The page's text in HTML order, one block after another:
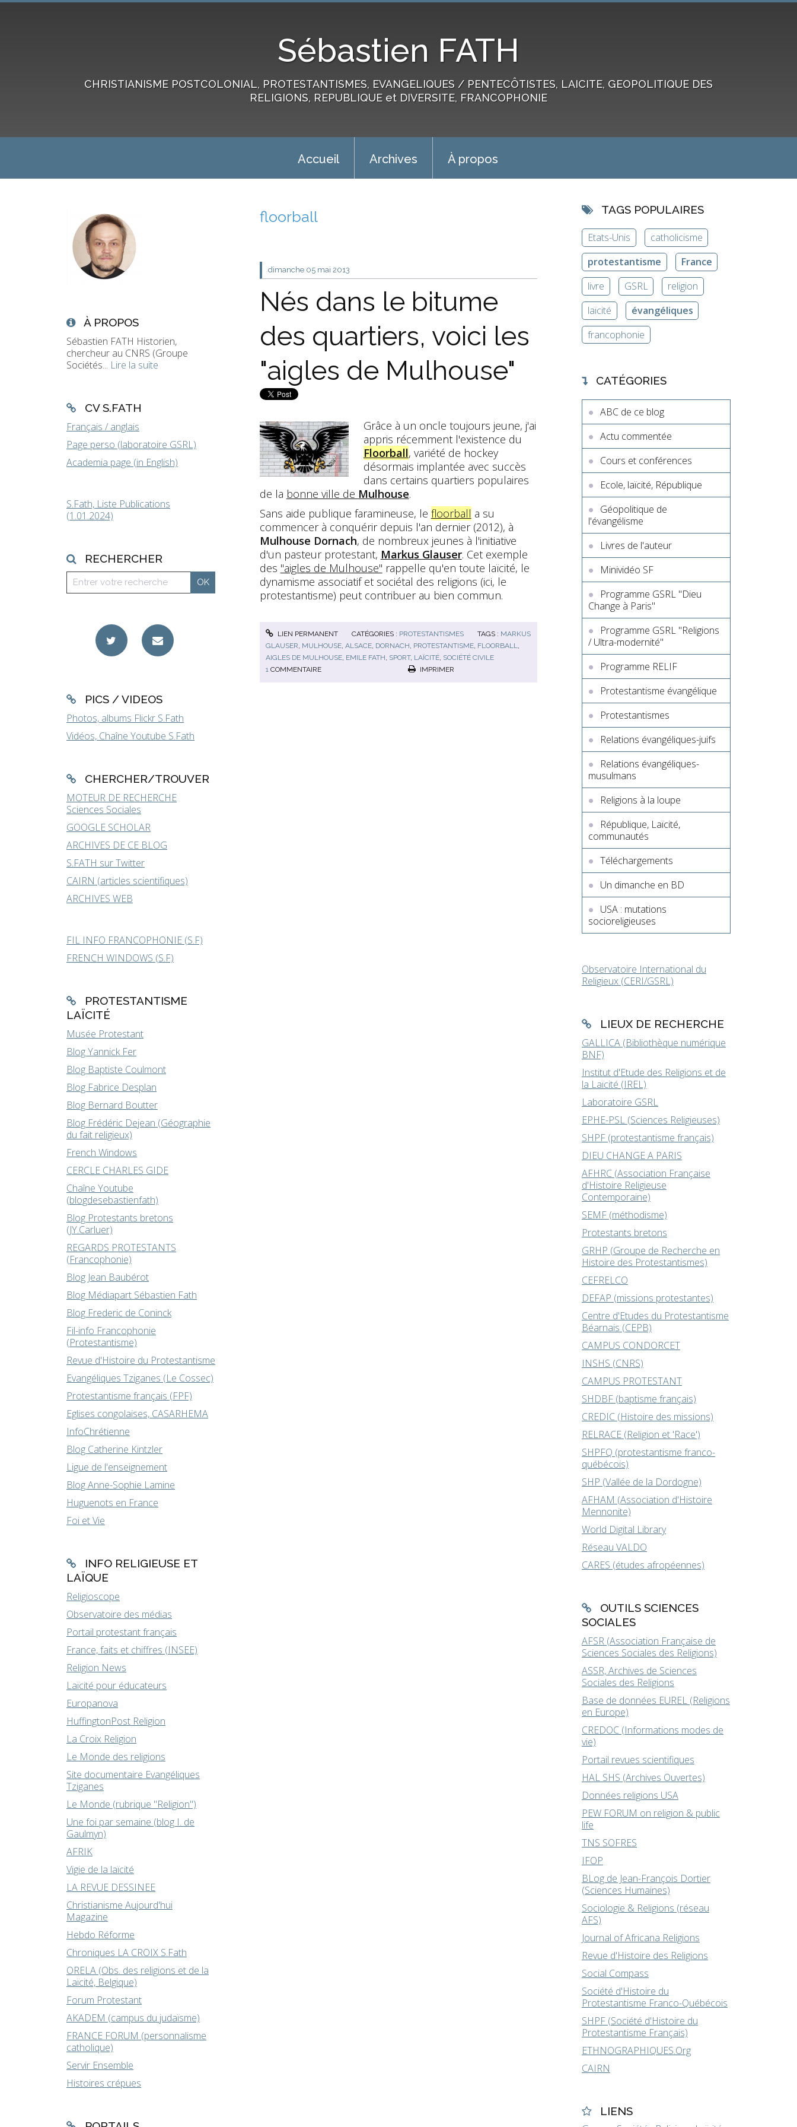
Sébastien FATH
CHRISTIANISME POSTCOLONIAL, PROTESTANTISMES, EVANGELIQUES / PENTECÔTISTES, LAICITE, GEOPOLITIQUE DES
RELIGIONS, REPUBLIQUE et DIVERSITE, FRANCOPHONIE
Accueil Archives À propos
À PROPOS
Sébastien FATH Historien,
chercheur au CNRS (Groupe
Sociétés... Lire la suite
CV S.FATH
Français / anglais
Page perso (laboratoire GSRL)
Academia page (in English)
S.Fath, Liste Publications
(1.01.2024)
RECHERCHER
PICS / VIDEOS
Photos, albums Flickr S.Fath
Vidéos, Chaîne Youtube S.Fath
CHERCHER/TROUVER
MOTEUR DE RECHERCHE
Sciences Sociales
GOOGLE SCHOLAR
ARCHIVES DE CE BLOG
S.FATH sur Twitter
CAIRN (articles scientifiques)
ARCHIVES WEB
FIL INFO FRANCOPHONIE (S.F)
FRENCH WINDOWS (S.F)
PROTESTANTISME
LAÏCITÉ
Musée Protestant
Blog Yannick Fer
Blog Baptiste Coulmont
Blog Fabrice Desplan
Blog Bernard Boutter
Blog Frédéric Dejean (Géographie
du fait religieux)
French Windows
CERCLE CHARLES GIDE
Chaîne Youtube
(blogdesebastienfath)
Blog Protestants bretons
(JY.Carluer)
REGARDS PROTESTANTS
(Francophonie)
Blog Jean Baubérot
Blog Médiapart Sébastien Fath
Blog Frederic de Coninck
Fil-info Francophonie
(Protestantisme)
Revue d'Histoire du Protestantisme
Evangéliques Tziganes (Le Cossec)
Protestantisme français (FPF)
Eglises congolaises, CASARHEMA
InfoChrétienne
Blog Catherine Kintzler
Ligue de l'enseignement
Blog Anne-Sophie Lamine
Huguenots en France
Foi et Vie
INFO RELIGIEUSE ET
LAÏQUE
Religioscope
Observatoire des médias
Portail protestant français
France, faits et chiffres (INSEE)
Religion News
Laïcité pour éducateurs
Europanova
HuffingtonPost Religion
La Croix Religion
Le Monde des religions
Site documentaire Evangéliques
Tziganes
Le Monde (rubrique "Religion")
Une foi par semaine (blog I. de
Gaulmyn)
AFRIK
Vigie de la laïcité
LA REVUE DESSINEE
Christianisme Aujourd'hui
Magazine
Hebdo Réforme
Chroniques LA CROIX S.Fath
ORELA (Obs. des religions et de la
Laïcité, Belgique)
Forum Protestant
AKADEM (campus du judaïsme)
FRANCE FORUM (personnalisme
catholique)
Servir Ensemble
Histoires crépues
floorball
dimanche 05 mai 2013
Nés dans le bitume
des quartiers, voici les
"aigles de Mulhouse"
Grâce à un oncle toujours jeune, j'ai
appris récemment l'existence du
Floorball, variété de hockey
désormais implantée avec succès
dans certains quartiers populaires
de la bonne ville de Mulhouse.
Sans aide publique faramineuse, le floorball a su
commencer à conquérir depuis l'an dernier (2012), à
Mulhouse Dornach, de nombreux jeunes à l'initiative
d'un pasteur protestant, Markus Glauser. Cet exemple
des "aigles de Mulhouse" rappelle qu'en toute laïcité, le
dynamisme associatif et sociétal des religions (ici, le
protestantisme) peut contribuer au bien commun.
LIEN PERMANENT CATÉGORIES : PROTESTANTISMES TAGS : MARKUS
GLAUSER MULHOUSE, ALSACE, DORNACH PROTESTANTISME, FLOORBALL
AIGLES DE MULHOUSE, EMILE FATH SPORT, LAÏCITÉ, SOCIÉTÉ CIVILE
1 COMMENTAIRE IMPRIMER
TAGS POPULAIRES
Etats-Unis
catholicisme
protestantisme
France
livre
GSRL
religion
laïcité
évangéliques
francophonie
CATÉGORIES
ABC de ce blog
Actu commentée
Cours et conférences
Ecole, laïcité, République
Géopolitique de
l'évangélisme
Livres de l'auteur
Minividéo SF
Programme GSRL "Dieu
Change à Paris"
Programme GSRL "Religions
/ Ultra-modernité"
Programme RELIF
Protestantisme évangélique
Protestantismes
Relations évangéliques-juifs
Relations évangéliques-
musulmans
Religions à la loupe
République, Laïcité,
communautés
Téléchargements
Un dimanche en BD
USA : mutations
socioreligieuses
Observatoire International du
Religieux (CERI/GSRL)
LIEUX DE RECHERCHE
GALLICA (Bibliothèque numérique
BNF)
Institut d'Etude des Religions et de
la Laïcité (IREL)
Laboratoire GSRL
EPHE-PSL (Sciences Religieuses)
SHPF (protestantisme français)
DIEU CHANGE A PARIS
AFHRC (Association Française
d'Histoire Religieuse
Contemporaine)
SEMF (méthodisme)
Protestants bretons
GRHP (Groupe de Recherche en
Histoire des Protestantismes)
CEFRELCO
DEFAP (missions protestantes)
Centre d'Etudes du Protestantisme
Béarnais (CEPB)
CAMPUS CONDORCET
INSHS (CNRS)
CAMPUS PROTESTANT
SHDBF (baptisme français)
CREDIC (Histoire des missions)
RELRACE (Religion et 'Race')
SHPFQ (protestantisme franco-
québécois)
SHP (Vallée de la Dordogne)
AFHAM (Association d'Histoire
Mennonite)
World Digital Library
Réseau VALDO
CARES (études afropéennes)
OUTILS SCIENCES
SOCIALES
AFSR (Association Française de
Sciences Sociales des Religions)
ASSR, Archives de Sciences
Sociales des Religions
Base de données EUREL (Religions
en Europe)
CREDOC (Informations modes de
vie)
Portail revues scientifiques
HAL SHS (Archives Ouvertes)
Données religions USA
PEW FORUM on religion & public
life
TNS SOFRES
IFOP
BLog de Jean-François Dortier
(Sciences Humaines)
Sociologie & Religions (réseau
AFS)
Journal of Africana Religions
Revue d'Histoire des Religions
Social Compass
Société d'Histoire du
Protestantisme Franco-Québécois
SHPF (Société d'Histoire du
Protestantisme Français)
ETHNOGRAPHIQUES.Org
CAIRN
LIENS